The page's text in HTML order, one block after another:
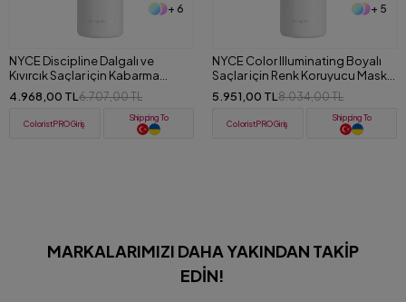
+ 6
NYCE Discipline Dalgalı ve
Kıvırcık Saçlar için Kabarma
Önleyici Şampuan 1000 ML
4.968,00 TL 6.707,00 TL
ColoristPRO Giriş
Shipping To
+ 5
NYCE Color Illuminating Boyalı
Saçlar için Renk Koruyucu Maske
1000 ml
5.951,00 TL 8.034,00 TL
ColoristPRO Giriş
Shipping To
MARKALARIMIZI DAHA YAKINDAN TAKIP
EDIN!